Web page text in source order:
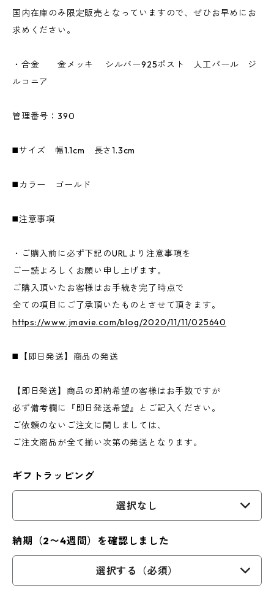
国内在庫のみ限定販売となっていますので、ぜひお早めにお
求めください。
・合金 金メッキ シルバー925ポスト 人工パール ジ
ルコニア
管理番号：390
◼️サイズ 幅1.1cm 長さ1.3cm
◼️カラー ゴールド
◼️注意事項
・ご購入前に必ず下記のURLより注意事項を
ご一読よろしくお願い申し上げます。
ご購入頂いたお客様はお手続き完了時点で
全ての項目にご了承頂いたものとさせて頂きます。
https://www.jmavie.com/blog/2020/11/11/025640
◼️【即日発送】商品の発送
【即日発送】商品の即納希望の客様はお手数ですが
必ず備考欄に『即日発送希望』とご記入ください。
ご依頼のないご注文に関しましては、
ご注文商品が全て揃い次第の発送となります。
ギフトラッピング
選択なし
納期（2〜4週間）を確認しました
選択する（必須）